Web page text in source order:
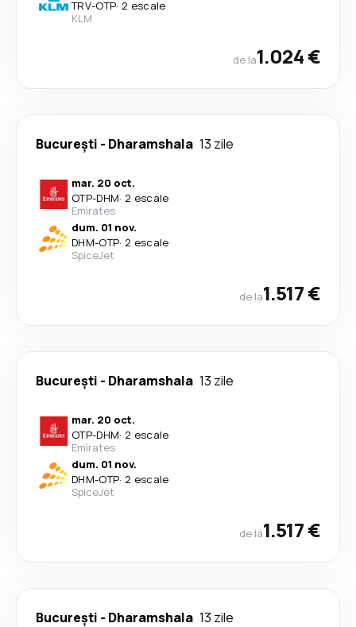
TRV-OTP· 2 escale
KLM
de la1.024 €
București - Dharamshala 13 zile
mar. 20 oct.
OTP-DHM· 2 escale
Emirates
dum. 01 nov.
DHM-OTP· 2 escale
SpiceJet
de la1.517 €
București - Dharamshala 13 zile
mar. 20 oct.
OTP-DHM· 2 escale
Emirates
dum. 01 nov.
DHM-OTP· 2 escale
SpiceJet
de la1.517 €
București - Dharamshala 13 zile